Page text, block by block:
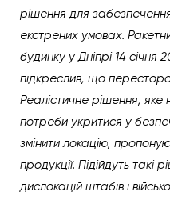
рішення для
екстрених умовах.
будинку у Дніпрі 14 січня
підкреслив, що
Реалістичне рішення, яке
потреби укритися у
змінити локацію,
продукції. Підійдуть такі
дислокацій штабів і